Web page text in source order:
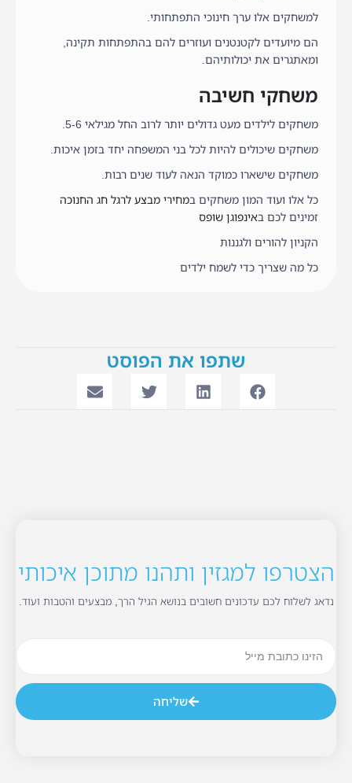
למשחקים אלו ערך חינוכי התפתחותי.
הם מיועדים לקטנטנים ועוזרים להם בהתפתחות תקינה,
ומאתגרים את יכולותיהם.
משחקי חשיבה
משחקים לילדים מעט גדולים יותר לרוב החל מגילאי 5-6.
משחקים שיכולים להיות לכל בני המשפחה יחד בזמן איכות.
משחקים שישארו כמוקד הנאה לעוד שנים רבות.
כל אלו ועוד המון משחקים במחירי מבצע לרגל חג החנוכה
זמינים לכם באינפוגן שופס
הקניון להורים ולגננות
כל מה שצריך כדי לשמח ילדים
שתפו את הפוסט
הצטרפו למגזין ותהנו מתוכן איכותי
נדאג לשלוח לכם עדכונים חשובים בנושא הגיל הרך, מבצעים והטבות ועוד.
שליחה